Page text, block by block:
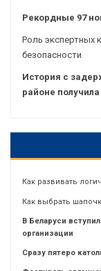
Рекордные 97
Роль экспертных
безопасности
История с
районе
Как развивать
Как выбрать
В Беларуси
организации
Сразу пятеро